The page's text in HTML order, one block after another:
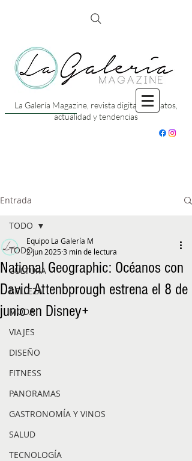
La Galería Magazine, revista digital con datos,
actualidad y tendencias
Entrada
TODO
CULTURA
BELLEZA
MODA
VIAJES
DISEÑO
FITNESS
PANORAMAS
GASTRONOMÍA Y VINOS
SALUD
TECNOLOGÍA
TODO
National Geographic: Océanos con
David Attenbprough estrena el 8 de
junio en Disney+
Equipo La Galería M
2 jun 20253 min de lectura